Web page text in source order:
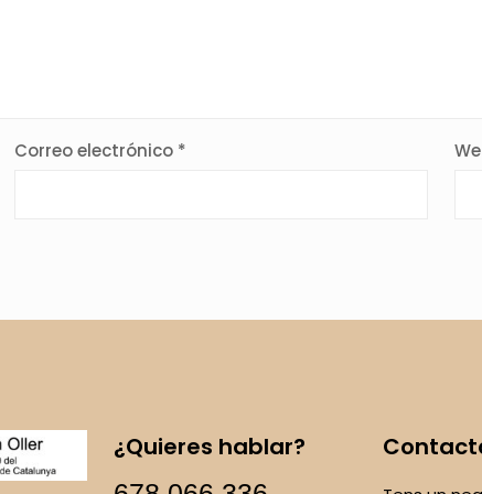
Correo electrónico *
¿Quieres hablar?